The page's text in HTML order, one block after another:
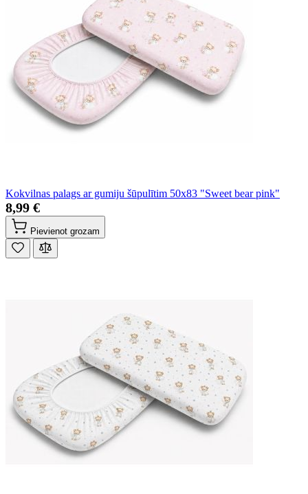
Kokvilnas palags ar gumiju šūpulītim 50x83 "Sweet bear pink"
8,99 €
Pievienot grozam